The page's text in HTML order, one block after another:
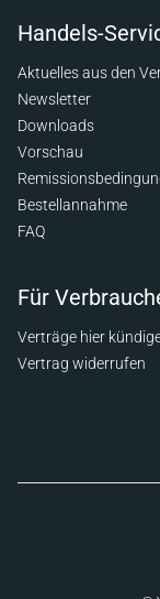
Handels-
Aktuelles aus den
Newsletter
Downloads
Vorschau
Bestellannahme
FAQ
Für
Verträge hier
Vertrag widerrufen